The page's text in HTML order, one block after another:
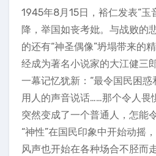
1945年8月15日，裕仁发表“玉
降，举国如丧考妣。与战败的
的还有“神圣偶像”坍塌带来的
经成为著名小说家的大江健三
一幕记忆犹新：“最令国民困
用人的声音说话……那个令人畏
突然变成了一个普通人，怎能
“神性”在国民印象中开始动摇
风声也开始在各种场合不胫而走